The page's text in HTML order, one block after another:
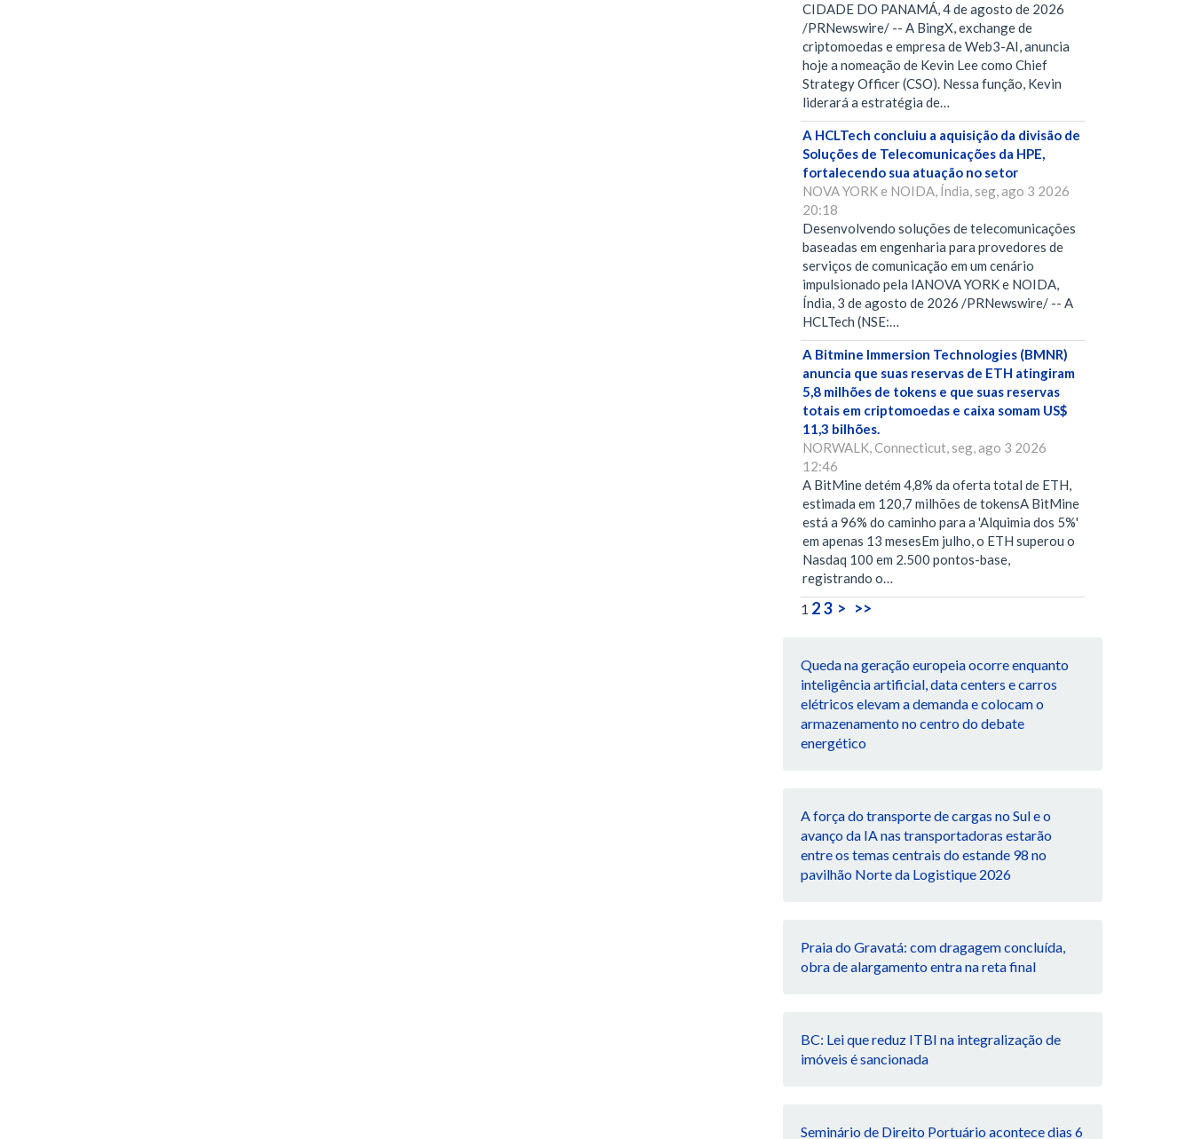
CIDADE DO PANAMÁ, 4 de agosto de 2026
/PRNewswire/ -- A BingX, exchange de
criptomoedas e empresa de Web3-AI, anuncia
hoje a nomeação de Kevin Lee como Chief
Strategy Officer (CSO). Nessa função, Kevin
liderará a estratégia de…
A HCLTech concluiu a aquisição da divisão de
Soluções de Telecomunicações da HPE,
fortalecendo sua atuação no setor
NOVA YORK e NOIDA, Índia, seg, ago 3 2026
20:18
Desenvolvendo soluções de telecomunicações
baseadas em engenharia para provedores de
serviços de comunicação em um cenário
impulsionado pela IANOVA YORK e NOIDA,
Índia, 3 de agosto de 2026 /PRNewswire/ -- A
HCLTech (NSE:…
A Bitmine Immersion Technologies (BMNR)
anuncia que suas reservas de ETH atingiram
5,8 milhões de tokens e que suas reservas
totais em criptomoedas e caixa somam US$
11,3 bilhões.
NORWALK, Connecticut, seg, ago 3 2026
12:46
A BitMine detém 4,8% da oferta total de ETH,
estimada em 120,7 milhões de tokensA BitMine
está a 96% do caminho para a 'Alquimia dos 5%'
em apenas 13 mesesEm julho, o ETH superou o
Nasdaq 100 em 2.500 pontos-base,
registrando o…
1 23 > >>
Queda na geração europeia ocorre enquanto
inteligência artificial, data centers e carros
elétricos elevam a demanda e colocam o
armazenamento no centro do debate
energético
A força do transporte de cargas no Sul e o
avanço da IA nas transportadoras estarão
entre os temas centrais do estande 98 no
pavilhão Norte da Logistique 2026
Praia do Gravatá: com dragagem concluída,
obra de alargamento entra na reta final
BC: Lei que reduz ITBI na integralização de
imóveis é sancionada
Seminário de Direito Portuário acontece dias 6